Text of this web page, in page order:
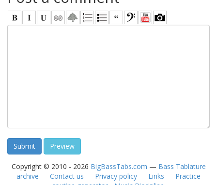
Copyright © 2010 - 2026 BigBassTabs.com — Bass Tablature
archive — Contact us — Privacy policy — Links — Practice